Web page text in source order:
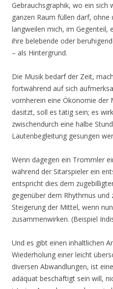
Gebrauchsgraphik, wo ein sich
ganzen Raum füllen darf, ohne
langweilen mich, im Gegenteil,
ihre belebende oder
– als Hintergrund.
Die Musik bedarf der Zeit,
fortwährend auf sich
vornherein eine Ökonomie der
dasitzt, soll es tätig sein; es
zwischendurch eine halbe
Lautenbegleitung gesungen
Wenn dagegen ein Trommler
während der Sitarspieler ein
entspricht dies dem
gegenüber dem Rhythmus und
Steigerung der Mittel, wenn
zusammenwirken. (Beispiel
Und es gibt einen inhaltlichen
Wiederholung einer leicht
diversen Abwandlungen, ist
adäquat beschäftigt sein will,